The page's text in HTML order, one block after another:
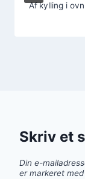
Afkylling i ovn
Skriv et
Din e-
er markeret med